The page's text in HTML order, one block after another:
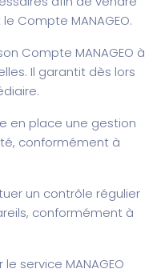
Compte MANAGEO.
Compte MANAGEO à
Il garantit dès lors
en place une gestion
conformément à
un contrôle régulier
conformément à
service MANAGEO